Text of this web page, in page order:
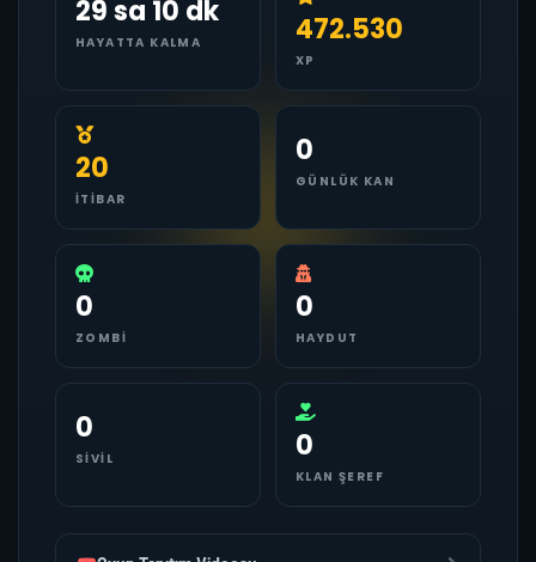
29 sa 10 dk
HAYATTA KALMA 472.530
XP
20
İTIBAR
0
GÜNLÜK KAN
0
ZOMBI
0
HAYDUT
0
SIVIL 0
KLAN ŞEREF